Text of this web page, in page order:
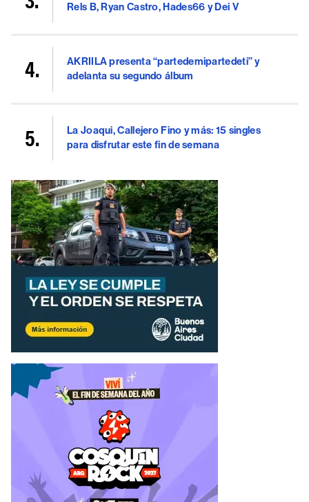
Rels B, Ryan Castro, Hades66 y Dei V
AKRIILA presenta “partedemipartedeti” y
adelanta su segundo álbum
La Joaqui, Callejero Fino y más: 15 singles
para disfrutar este fin de semana